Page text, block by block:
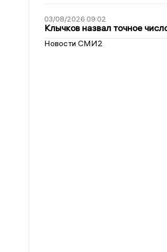
03/08/2026 09:02
Клычков назвал точное
Новости СМИ2